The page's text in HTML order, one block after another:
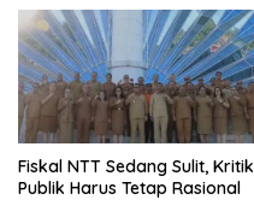
Fiskal NTT Sedang Sulit, Kritik
Publik Harus Tetap Rasional